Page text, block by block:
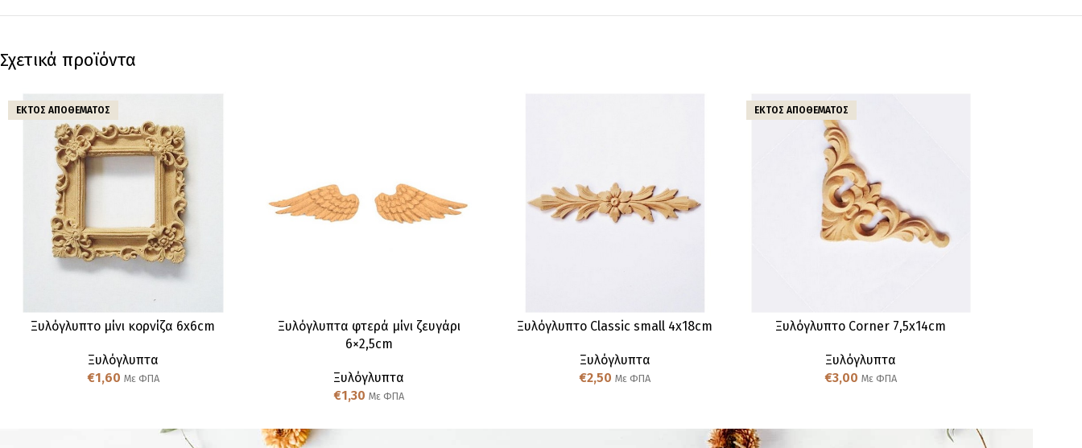
Σχετικά προϊόντα
ΕΚΤΌΣ ΑΠΟΘΈΜΑΤΟΣ
Ξυλόγλυπτo μίνι κορνίζα 6x6cm
Ξυλόγλυπτα
€1,60 Με ΦΠΑ
Ξυλόγλυπτα φτερά μίνι ζευγάρι
6×2,5cm
Ξυλόγλυπτα
€1,30 Με ΦΠΑ
Ξυλόγλυπτο Classic small 4x18cm
Ξυλόγλυπτα
€2,50 Με ΦΠΑ
ΕΚΤΌΣ ΑΠΟΘΈΜΑΤΟΣ
Ξυλόγλυπτο Corner 7,5x14cm
Ξυλόγλυπτα
€3,00 Με ΦΠΑ